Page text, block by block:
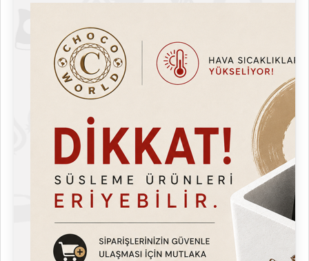
ömrü uzar.
soğur, bu sayede klasik ürünlere göre %50’ye varan enerji tasarrufu
Burgulu palet sistemi homojen bir karışım ile içeceğin daha hızlı
soğumasını sağlar.
Haznelerin bağımsız çalışabilme (soğutma ve karıştırma) özelliği,
çoklu hazne ile her an içecek temini sağlar.
Pratik musluk sistemi, tek elle rahatça içecek almayı sağlar.
Geniş musluk hortumu hızlı dolum yapar ve kolayca sökülüp
temizlenebilir.
Mükemmel temizlik ve hijyen için içecekle temas eden tüm
parçalara kolayca ulaşılabilir ve hızlıca temizlenebilir.
Polikarbonat hazne, darbeye dayanıklı ve gıda kullanımına
uygundur. Kompakt gövdesi sayesinde yüksek miktarda günlük
Damlalıkta bulunan seviye göstergesi sayesinde atık suyun
taşmadan önce boşaltılması gerektiği kolayca fark edilir.
Üründe karıştırma sistemi mevcuttur.